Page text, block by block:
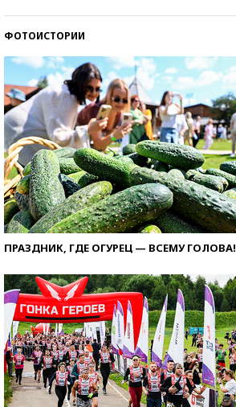
ФОТОИСТОРИИ
ПРАЗДНИК, ГДЕ ОГУРЕЦ — ВСЕМУ ГОЛОВА!